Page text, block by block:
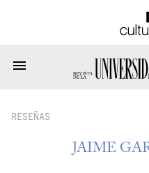
RESEÑAS
JAIME